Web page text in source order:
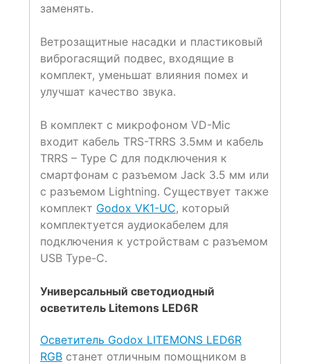
заменять.
Ветрозащитные насадки и пластиковый
виброгасящий подвес, входящие в
комплект, уменьшат влияния помех и
улучшат качество звука.
В комплект с микрофоном VD-Mic
входит кабель TRS-TRRS 3.5мм и кабель
TRRS – Type C для подключения к
смартфонам с разъемом Jack 3.5 мм или
с разъемом Lightning. Существует также
комплект Godox VK1-UC, который
комплектуется аудиокабелем для
подключения к устройствам с разъемом
USB Type-C.
Универсальный светодиодный
осветитель Litemons LED6R
Осветитель Godox LITEMONS LED6R
RGB станет отличным помощником в